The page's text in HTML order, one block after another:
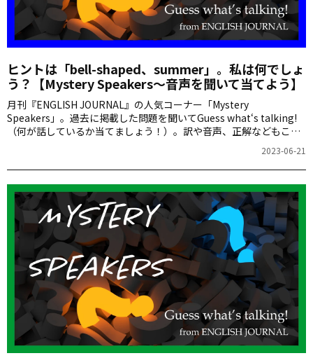
ヒントは「bell-shaped、summer」。私は何でしょ
う？【Mystery Speakers～音声を聞いて当てよう】
月刊『ENGLISH JOURNAL』の人気コーナー「Mystery
Speakers」。過去に掲載した問題を聞いてGuess what‘s talking!
（何が話しているか当てましょう！）。訳や音声、正解などもこち
2023-06-21